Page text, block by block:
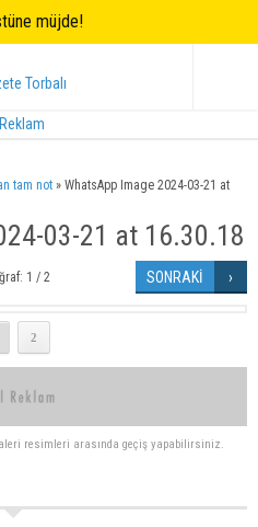
müjde!
tam not » WhatsApp Image 2024-03-21 at
03-21 at 16.30.18
1 / 2 SONRAKİ
2
resimleri arasında geçiş yapabilirsiniz.